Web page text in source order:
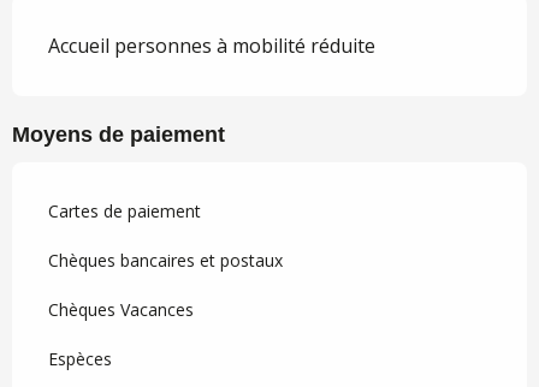
Accueil personnes à mobilité réduite
Moyens de paiement
Cartes de paiement
Chèques bancaires et postaux
Chèques Vacances
Espèces